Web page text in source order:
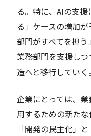
る。特に、AIの支
る」ケースの増加
部門がすべてを担
業務部門を支援し
造へと移行していく。
企業にとっては、
用するための新たな
「開発の民主化」